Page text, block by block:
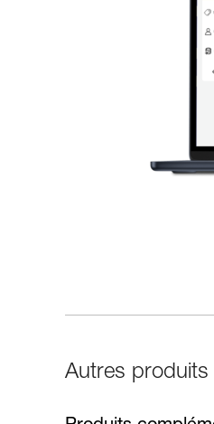
Autres produits